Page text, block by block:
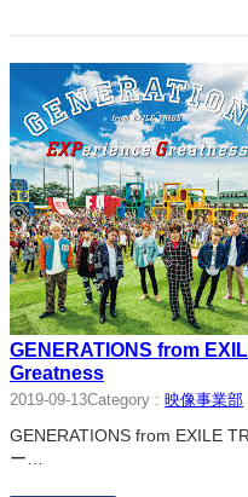
GENERATIONS from
Greatness
2019-09-13Category : 映像事業部
GENERATIONS from EXILE
ー…